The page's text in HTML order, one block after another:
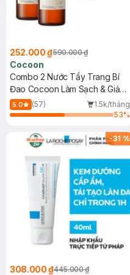
252.000 ₫590.000 ₫
Cocoon
Combo 2 Nước Tẩy Trang Bí
Đao Cocoon Làm Sạch & Giảm
Dầu 500ml
5.0 (57)
1.5k/tháng
53%
-31 %
308.000 ₫445.000 ₫